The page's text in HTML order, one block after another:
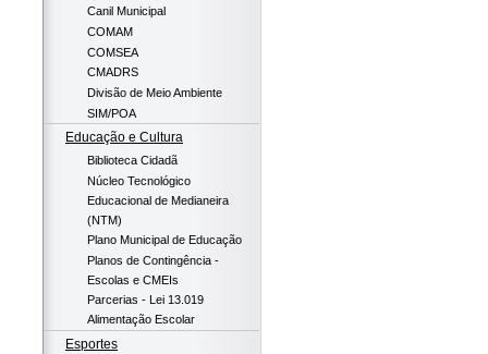
Canil Municipal
COMAM
COMSEA
CMADRS
Divisão de Meio Ambiente
SIM/POA
Educação e Cultura
Biblioteca Cidadã
Núcleo Tecnológico
Educacional de Medianeira
(NTM)
Plano Municipal de Educação
Planos de Contingência -
Escolas e CMEIs
Parcerias - Lei 13.019
Alimentação Escolar
Esportes